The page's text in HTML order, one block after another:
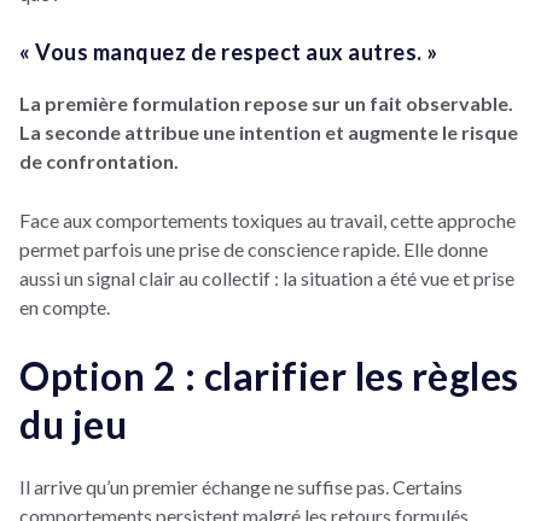
« Vous manquez de respect aux autres. »
La première formulation repose sur un fait observable.
La seconde attribue une intention et augmente le risque
de confrontation.
Face aux comportements toxiques au travail, cette approche
permet parfois une prise de conscience rapide. Elle donne
aussi un signal clair au collectif : la situation a été vue et prise
en compte.
Option 2 : clarifier les règles
du jeu
Il arrive qu’un premier échange ne suffise pas. Certains
comportements persistent malgré les retours formulés.